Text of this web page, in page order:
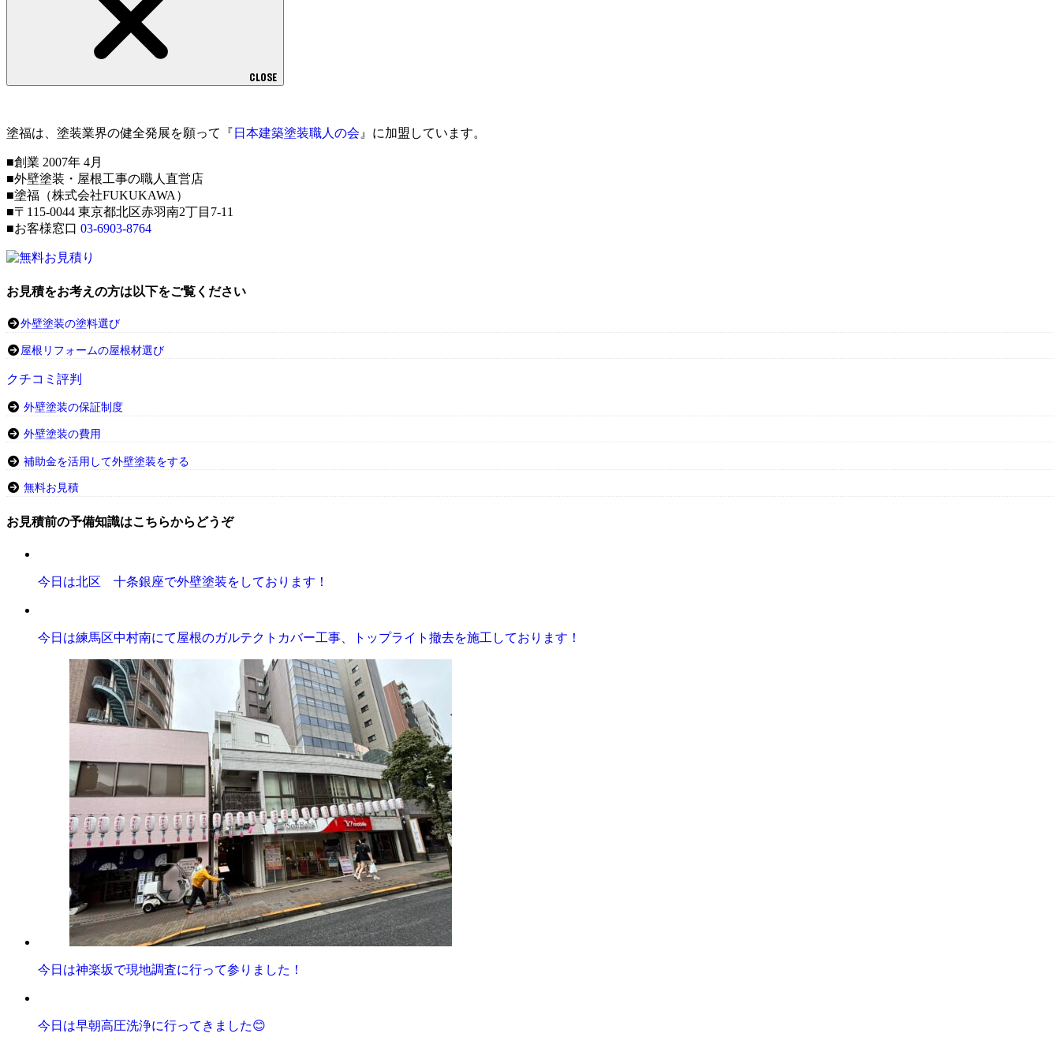
CLOSE
塗福は、塗装業界の健全発展を願って『 日本建築塗装職人の会 』に加盟しています。
■創業 2007年 4月
■外壁塗装・屋根工事の職人直営店
■塗福（株式会社FUKUKAWA）
■〒115-0044 東京都北区赤羽南2丁目7-11
■お客様窓口 03-6903-8764
お見積をお考えの方は以下をご覧ください
外壁塗装の塗料選び
屋根リフォームの屋根材選び
クチコミ評判
外壁塗装の保証制度
外壁塗装の費用
補助金を活用して外壁塗装をする
無料お見積
お見積前の予備知識はこちらからどうぞ
今日は北区 十条銀座で外壁塗装をしております！
今日は練馬区中村南にて屋根のガルテクトカバー工事、トップライト撤去を施工しております！
今日は神楽坂で現地調査に行って参りました！
今日は早朝高圧洗浄に行ってきました😊